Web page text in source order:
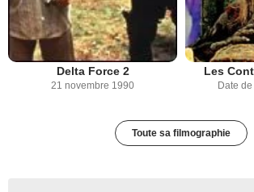
Delta Force 2
21 novembre 1990
Les
Date
Toute sa filmographie